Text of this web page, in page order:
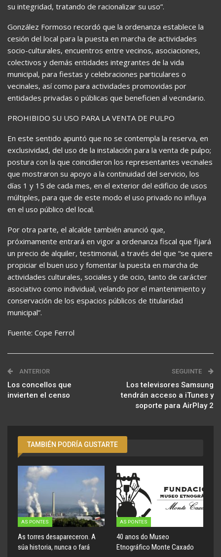
su integridad, tratando de racionalizar su uso”.
González Formoso recordó que la ordenanza establece la
cesión del local para la puesta en marcha de actividades
socio-culturales, encuentros entre vecinos, asociaciones,
colectivos y demás entidades integrantes de la vida
municipal, para fiestas y celebraciones particulares o
vecinales, así como para actividades promovidas por
entidades privadas o públicas que beneficien al vecindario.
PROHIBIDO SU USO PARA LA VENTA DE PULPO
En este sentido apuntó que no se contempla la reserva, en
exclusividad, del uso de la instalación para la venta de pulpo;
postura con la que coincidieron los representantes vecinales
que mostraron su apoyo a la continuidad del servicio, los
días 1 y 15 de cada mes, en el exterior del edificio de usos
múltiples, para que de este modo el uso privado no influya
en el uso público del local.
Por otra parte, el alcalde también anunció que,
próximamente entrará en vigor a ordenanza fiscal que fijará
un precio de alquiler, testimonial, a través del que “se quiere
propiciar el buen uso y fomentar la puesta en marcha de
actividades culturales, sociales y de ocio, tanto de carácter
asociativo como individual, velando por el mantenimiento y
conservación de los espacios públicos de titularidad
municipal”.
Fuente: Cope Ferrol
ANTERIOR
Los concellos que
invierten el censo
SEGUINTE
Los televisores Samsung
tendrán acceso a iTunes y
soporte para AirPlay 2
TAMBIÉN PODRÍA GUSTARTE
AS PONTES
As torres desapareceron. A
súa historia, nunca o fará
AS PONTES
40 anos do Museo
Etnográfico Monte Caxado